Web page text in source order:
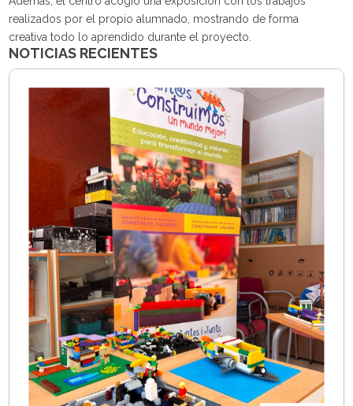
realizados por el propio alumnado, mostrando de forma
creativa todo lo aprendido durante el proyecto.
NOTICIAS RECIENTES